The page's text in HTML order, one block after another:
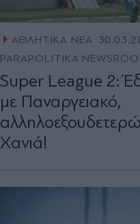
ΑΘΛΗΤΙΚΑ ΝΕΑ
PARAPOLITIKA
Super League 2:
με Παναργειακό,
Χανιά!